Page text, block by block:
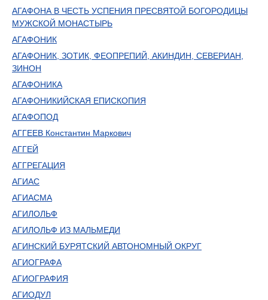
АГАФОНА В ЧЕСТЬ УСПЕНИЯ ПРЕСВЯТОЙ БОГОРОДИЦЫ
МУЖСКОЙ МОНАСТЫРЬ
АГАФОНИК
АГАФОНИК, ЗОТИК, ФЕОПРЕПИЙ, АКИНДИН, СЕВЕРИАН,
ЗИНОН
АГАФОНИКА
АГАФОНИКИЙСКАЯ ЕПИСКОПИЯ
АГАФОПОД
АГГЕЕВ Константин Маркович
АГГЕЙ
АГГРЕГАЦИЯ
АГИАС
АГИАСМА
АГИЛОЛЬФ
АГИЛОЛЬФ ИЗ МАЛЬМЕДИ
АГИНСКИЙ БУРЯТСКИЙ АВТОНОМНЫЙ ОКРУГ
АГИОГРАФА
АГИОГРАФИЯ
АГИОДУЛ